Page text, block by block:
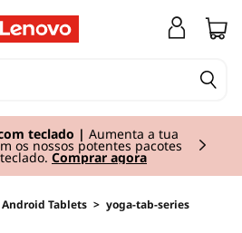
principal
Poupe até em Tablets.
Compra já
1 of 2
Android Tablets > yoga-tab-series